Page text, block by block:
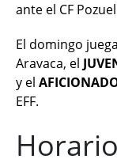
ante el CF
El domingo
Aravaca, el
y el
EFF.